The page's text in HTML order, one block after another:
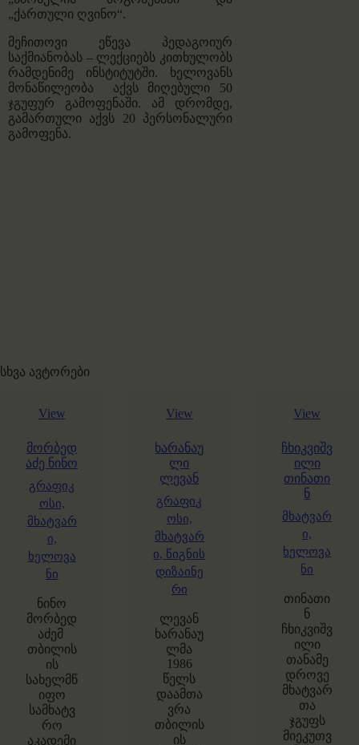
„ქართული ღვინო“.
მეჩითოვი ეწევა პედაგოიურ
საქმიანობას – ლექციებს კითხულობს
რამდენიმე ინსტიტუტში. ხელოვანს
მონაწილეობა აქვს მიღებული 50
ჯგუფურ გამოფენაში. ამ დრომდე,
გამართული აქვს 20 პერსონალური
გამოფენა.
სხვა ავტორები
View
მორბედ
აძე ნინო
გრაფიკ
ოსი,
მხატვარ
ი,
ხელოვა
ნი
ნინო
მორბედ
აძემ
თბილის
ის
სახელმწ
იფო
სამხატვ
რო
აკადემი
View
ხარანაუ
ლი
ლევან
გრაფიკ
ოსი,
მხატვარ
ი, წიგნის
დიზაინე
რი
ლევან
ხარანაუ
ლმა
1986
წელს
დაამთა
ვრა
თბილის
ის
View
ჩხიკვიშვ
ილი
თინათი
ნ
მხატვარ
ი,
ხელოვა
ნი
თინათი
ნ
ჩხიკვიშვ
ილი
თანამე
დროვე
მხატვარ
თა
ჯგუფს
მიეკუთვ